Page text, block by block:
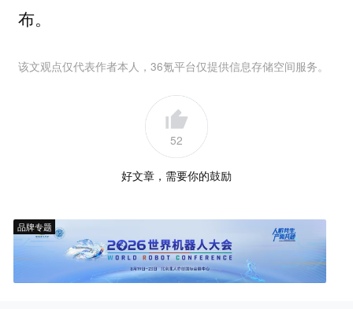
布。
该文观点仅代表作者本人，36氪平台仅提供信息存储空间服务。
52
好文章，需要你的鼓励
品牌专题